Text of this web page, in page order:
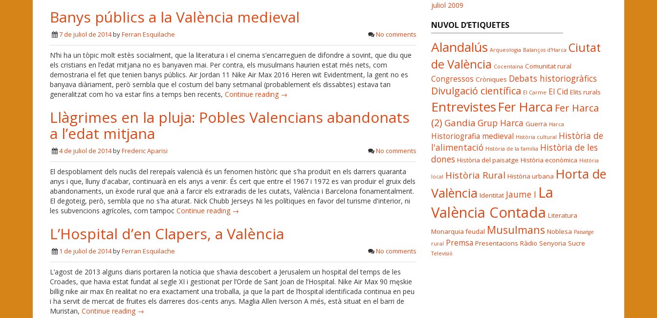
Banys públics a la València medieval
7 de juliol de 2014byFerran Esquilache No comments
N’hi ha un tòpic molt estès socialment, que la literatura i el cinema s’encarreguen de difondre a sovint, que diu que
els cristians en l’edat mitjana no es banyaven mai. Per contra, els musulmans haurien estat més nets, com
demostraria el fet que tenien banys públics. Air Jordan 11 Nike Air Max 2016 Heren wit Evidentment, la gent no es
banyava diàriament, però sembla que el costum del bany setmanal (probablement els dissabtes) estava tan
generalitzat com ho va estar fins a temps ben recents, Continue reading →
Llàgrimes en la pluja: Pobles Valencians abandonats
a l’edat mitjana
4 de juliol de 2014byFrederic Aparisi No comments
El despoblament dels nuclis del rerepaís valencià és un fenomen històric que s'ha produït en els darrers quaranta
anys i que, lluny d'acabar, continuarà en els anys a venir. És cert que entre el 1967 i 1972 es van produir el gruix dels
abandonaments, un èxode rural que anà a farcir els extraradis de les ciutats, València i Barcelona fonamentalment.
El degoteig, però, sembla que no s'ha aturat. Nick Chubb Jerseys Ni les polítiques en favor del turisme d'interior, ni
les subvencions agrícoles, com tampoc Continue reading →
L’Hospital d’en Clapers, a València
1 de juliol de 2014byFerran Esquilache No comments
L’agost de 2013 alguns diaris portaren la notícia que s’havia descobert a Jerusalem un hospital del temps de les
Croades, que havia estat fundat al segle XI i gestionat per l’Orde de Sant Joan de l’Hospital. Nike Air Max 90 męskie
billig nike air max En realitat no era exactament una troballa, ja que la part de l’hospital identificada continua en peu
i ha servit de mercat de fruites els darreres dos-cents anys. Maglia Allen Iverson A més, està situat en el barri de
Muristan, Continue reading →
juliol 2009
NUVOL D’ETIQUETES
Alandalús Arqueologia Balanços d'Harca Ciutat
de València Cocentaina Comunitat rural
Congressos Cròniques Debats historiogràfics
Divulgació científica El Carme El Cid Elits rurals
Entrevistes Fer Harca Fer Harca
(2) Gandia Grup Harca Guerra Harca
Historiografia medieval Història cultural Història de
l'alimentació Història de la família Història de les
dones Història del paisatge Història econòmica Història
local Història Rural Història urbana Horta de
València Identitat Jaume I La
València Contada Literatura
Monarquia feudal Musulmans Noblesa Paisatge
rural Premsa Presentacions Ràdio Senyoria Sucre
Televisió